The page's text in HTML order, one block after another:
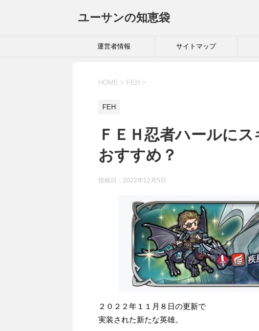
ユーサンの知恵袋
運営者情報 サイトマップ
HOME > FEH >
FEH
ＦＥＨ忍者ハールに
おすすめ？
投稿日： 2022年12月5日
２０２２年１１月８日の更新で
実装された新たな英雄。